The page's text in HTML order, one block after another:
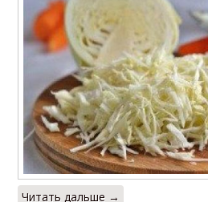
Читать дальше →